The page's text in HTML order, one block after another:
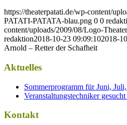
https://theaterpatati.de/wp-content/
PATATI-PATATA-blau.png 0 0
content/uploads/2009/08/Logo-
redaktion2018-10-23 09:09:102018-
Arnold – Retter der Schafheit
Aktuelles
Sommerprogramm für Juni,
Veranstaltungstechniker
Kontakt